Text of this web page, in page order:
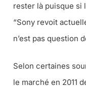
rester là puisque si
“Sony revoit
n’est pas question
Selon certaines
le marché en 2011